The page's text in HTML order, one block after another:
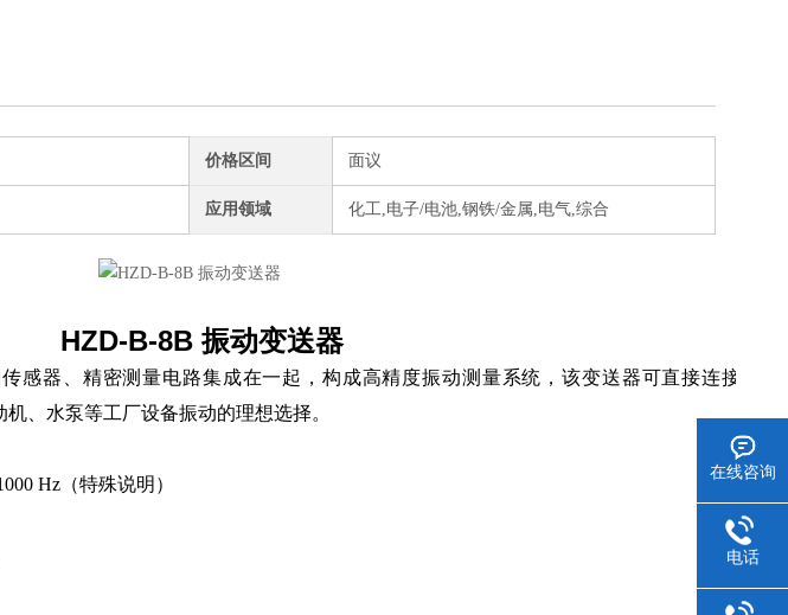
价格区间 面议
应用领域 化工,电子/电池,钢铁/金属,电气,综合
HZD-B-8B 振动变送器
感器、精密测量电路集成在一起，构成高精度振动测量系统，该变送器可直接连接
、水泵等工厂设备振动的理想选择。
Hz（特殊说明）
在线咨询
电话